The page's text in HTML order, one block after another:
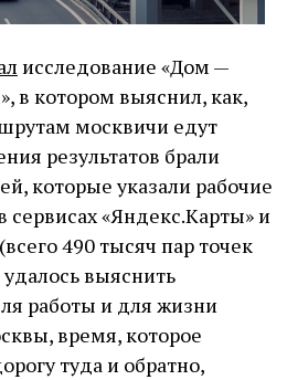
исследование «Дом —
в котором выяснил, как,
москвичи едут
результатов брали
которые указали рабочие
«Яндекс.Карты» и
490 тысяч пар точек
выяснить
работы и для жизни
время, которое
туда и обратно,